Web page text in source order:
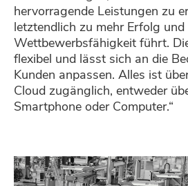
hervorragende Leistungen zu
letztendlich zu mehr Erfolg und
Wettbewerbsfähigkeit führt.
flexibel und lässt sich an die
Kunden anpassen. Alles ist
Cloud zugänglich, entweder
Smartphone oder Computer.“